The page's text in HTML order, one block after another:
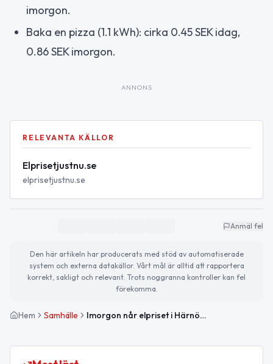
imorgon.
Baka en pizza (1.1 kWh): cirka 0.45 SEK idag,
0.86 SEK imorgon.
ANNONS
RELEVANTA KÄLLOR
Elprisetjustnu.se
elprisetjustnu.se
Anmäl fel
Den här artikeln har producerats med stöd av automatiserade
system och externa datakällor. Vårt mål är alltid att rapportera
korrekt, sakligt och relevant. Trots noggranna kontroller kan fel
förekomma.
Hem Samhälle Imorgon når elpriset i Härnösand periodens högsta nivå